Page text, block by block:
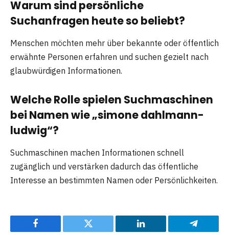
Warum sind persönliche
Suchanfragen heute so beliebt?
Menschen möchten mehr über bekannte oder öffentlich
erwähnte Personen erfahren und suchen gezielt nach
glaubwürdigen Informationen.
Welche Rolle spielen Suchmaschinen
bei Namen wie „simone dahlmann-
ludwig“?
Suchmaschinen machen Informationen schnell
zugänglich und verstärken dadurch das öffentliche
Interesse an bestimmten Namen oder Persönlichkeiten.
Facebook Twitter LinkedIn Telegram